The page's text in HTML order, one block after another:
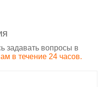
задавать вопросы в
в течение 24 часов.